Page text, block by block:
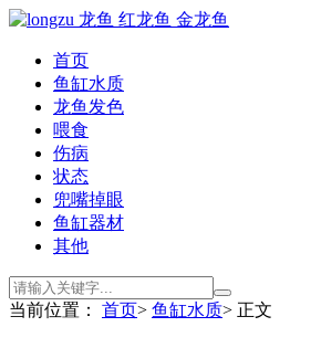
首页
鱼缸水质
龙鱼发色
喂食
伤病
状态
兜嘴掉眼
鱼缸器材
其他
当前位置： 首页> 鱼缸水质> 正文